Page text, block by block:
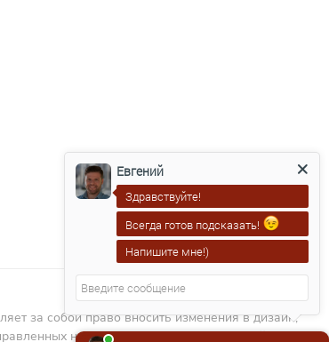
за собой право вносить изменения в дизайн,
на повышение качества изделий.
Евгений
Здравствуйте!
Всегда готов подсказать!
Напишите мне!)